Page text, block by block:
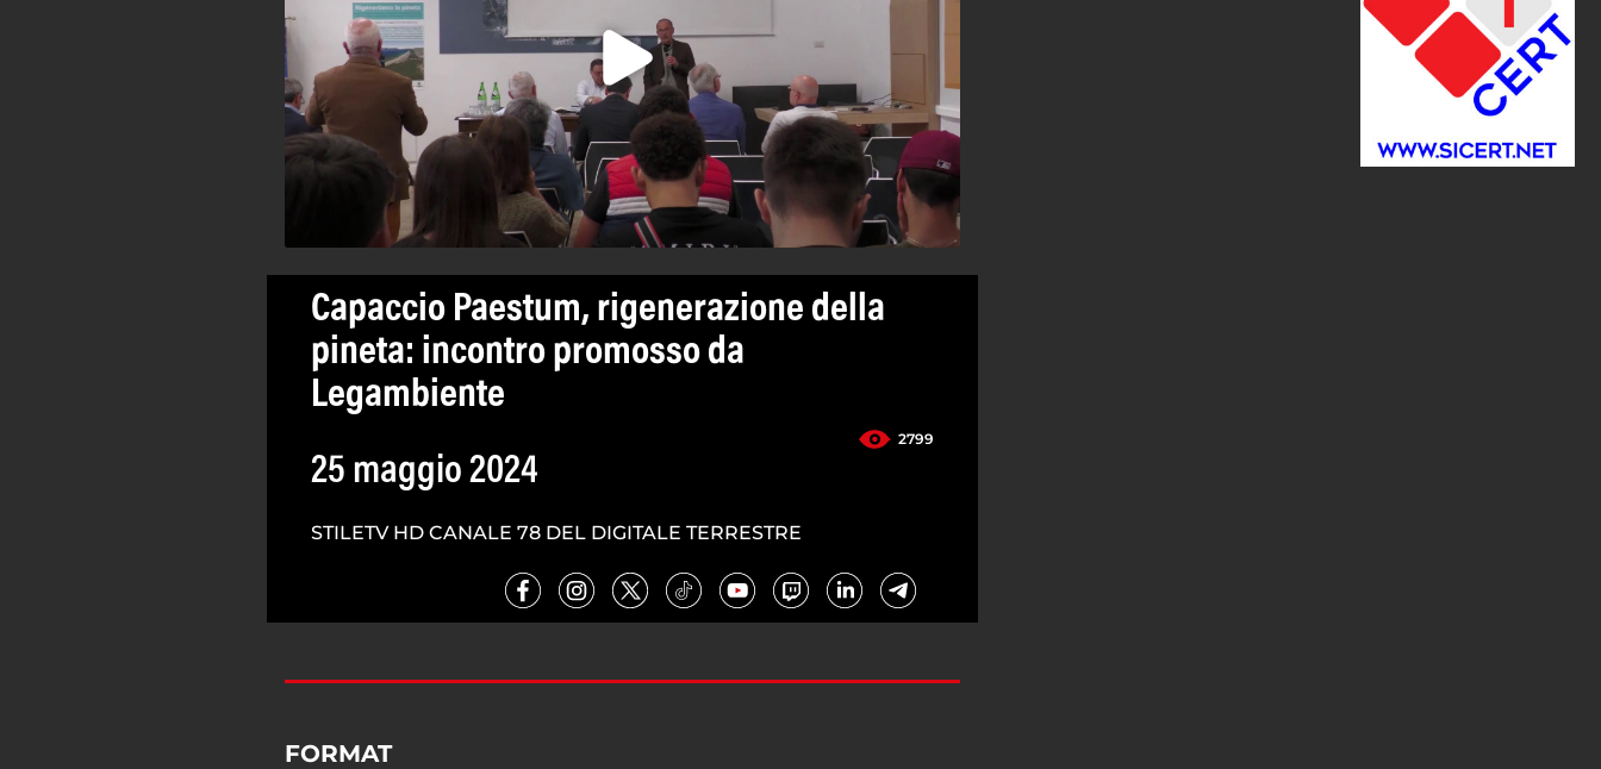
Capaccio Paestum, rigenerazione della
pineta: incontro promosso da
Legambiente
2799
25 maggio 2024
STILETV HD CANALE 78 DEL DIGITALE TERRESTRE
FORMAT